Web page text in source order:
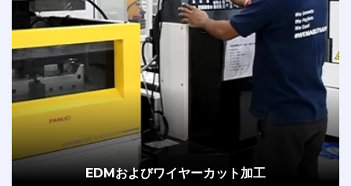
EDMおよびワイヤーカット加工